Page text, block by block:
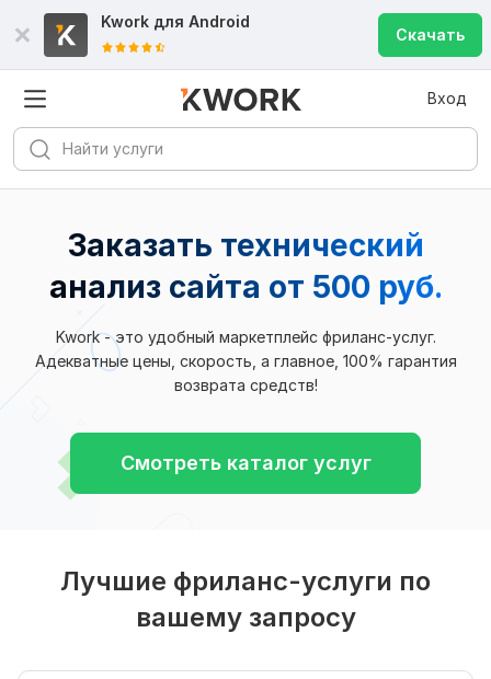
Kwork для Android
Скачать
Вход
Заказать технический
анализ сайта от 500 руб.
Kwork - это удобный маркетплейс фриланс-услуг.
Адекватные цены, скорость, а главное, 100% гарантия
возврата средств!
Смотреть каталог услуг
Лучшие фриланс-услуги по
вашему запросу